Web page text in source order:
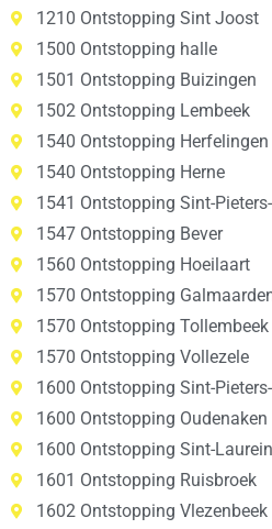
1210 Ontstopping Sint Joost
1500 Ontstopping halle
1501 Ontstopping Buizingen
1502 Ontstopping Lembeek
1540 Ontstopping Herfelingen
1540 Ontstopping Herne
1541 Ontstopping Sint-
1547 Ontstopping Bever
1560 Ontstopping Hoeilaart
1570 Ontstopping
1570 Ontstopping Tollembeek
1570 Ontstopping Vollezele
1600 Ontstopping Sint-
1600 Ontstopping Oudenaken
1600 Ontstopping Sint-
1601 Ontstopping Ruisbroek
1602 Ontstopping Vlezenbeek